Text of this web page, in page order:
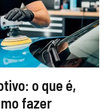
o que é,
fazer